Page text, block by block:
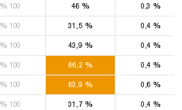
%100 % %
%100 %
31,5 %
%100 %
43,9 %
%100 %
66,2 %
%100 %
63,9 %
%100 %
31,7 %